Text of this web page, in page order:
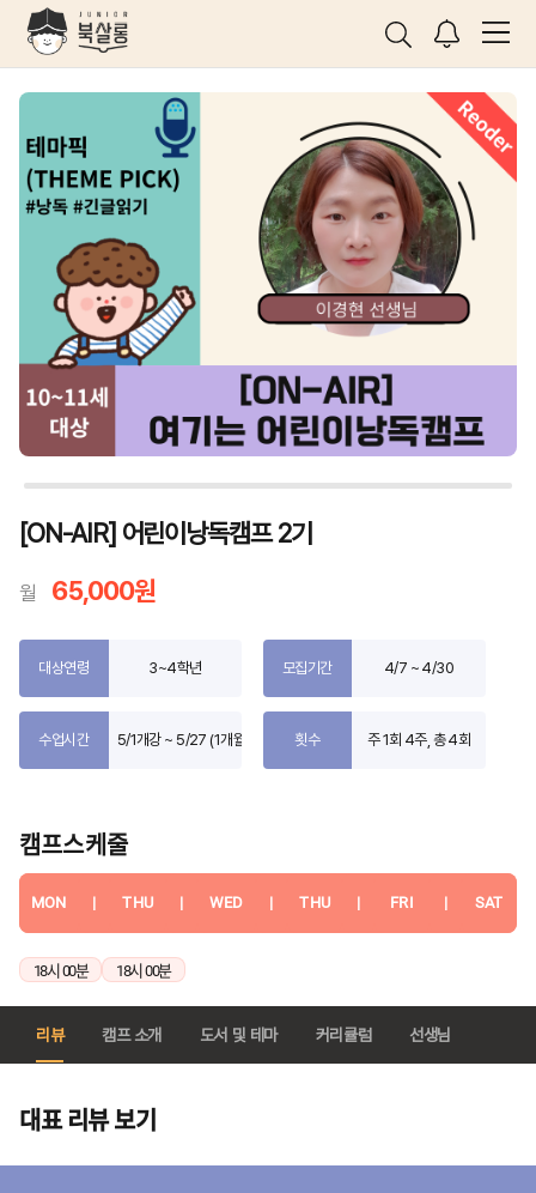
[ON-AIR] 어린이낭독캠프 2기
월 65,000원
대상연령 3~4학년 모집기간 4/7 ~ 4/30
수업시간 5/1개강 ~ 5/27 (1개월) 횟수 주 1회 4주, 총 4회
캠프스케줄
MON | THU | WED | THU | FRI | SAT
18시 00분 18시 00분
리뷰 캠프 소개 도서 및 테마 커리큘럼 선생님
대표 리뷰 보기